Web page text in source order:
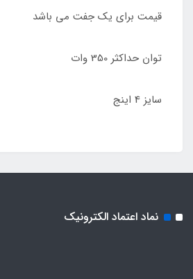
قیمت برای یک جفت می باشد
توان حداکثر 350 وات
سایز 4 اینج
نماد اعتماد الکترونیک